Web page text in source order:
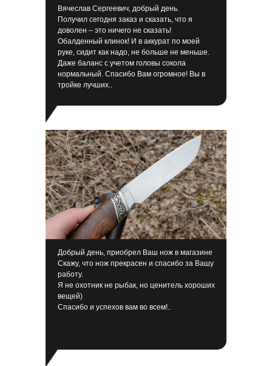
Вячеслав Сергеевич, добрый день.
Получил сегодня заказ и сказать, что я
доволен – это ничего не сказать!
Обалденный клинок! И в аккурат по моей
руке, сидит как надо, не больше не меньше.
Даже баланс с учетом головы сокола
нормальный. Спасибо Вам огромное! Вы в
тройке лучших..
Добрый день, приобрел Ваш нож в магазине
Скажу, что нож прекрасен и спасибо за Вашу
работу.
Я не охотник не рыбак, но ценитель хороших
вещей)
Спасибо и успехов вам во всем!..